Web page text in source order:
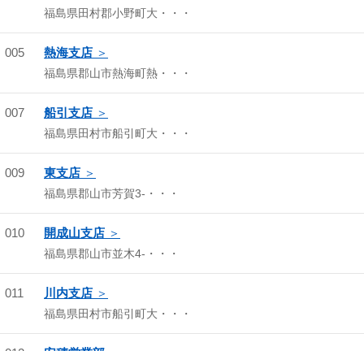
福島県田村郡小野町大・・・
005 熱海支店
福島県郡山市熱海町熱・・・
007 船引支店
福島県田村市船引町大・・・
009 東支店
福島県郡山市芳賀3-・・・
010 開成山支店
福島県郡山市並木4-・・・
011 川内支店
福島県田村市船引町大・・・